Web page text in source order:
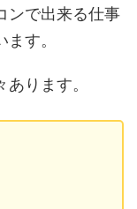
ンで出来る仕事
す。
ります。